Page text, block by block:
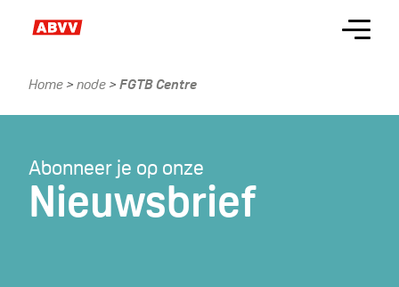
Menu
Home node FGTB Centre
Abonneer je op onze
Nieuwsbrief